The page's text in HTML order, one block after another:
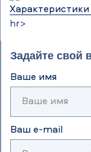
hr>
Задайте свой
Ваше имя
Ваш e-mail